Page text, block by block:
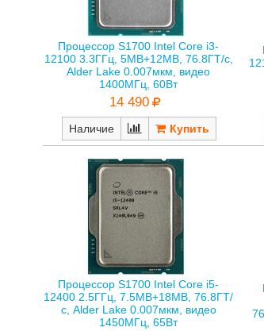
Процессор S1700 Intel Core i3-
12100 3.3ГГц, 5MB+12MB, 76.8ГТ/с,
Alder Lake 0.007мкм, видео
1400МГц, 60Вт
14 490
Наличие
Процессор S1700 Intel Core i5-
12400 2.5ГГц, 7.5MB+18MB, 76.8ГТ/
с, Alder Lake 0.007мкм, видео
1450МГц, 65Вт